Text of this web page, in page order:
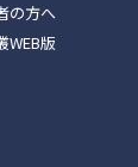
の方へ
WEB版